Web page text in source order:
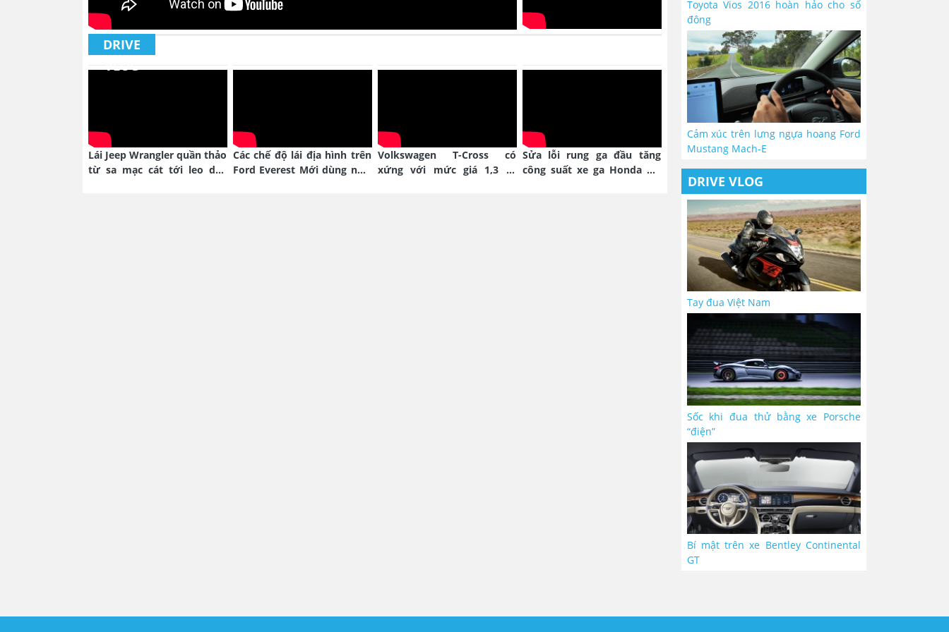
DRIVE
Lái Jeep Wrangler quần thảo
từ sa mạc cát tới leo dốc
Các chế độ lái địa hình trên
Ford Everest Mới dùng như
Volkswagen T-Cross có
xứng với mức giá 1,3 tỷ
Sửa lỗi rung ga đầu tăng
công suất xe ga Honda Air
Toyota Vios 2016 hoàn hảo cho số
đông
Cảm xúc trên lưng ngựa hoang Ford
Mustang Mach-E
DRIVE VLOG
Tay đua Việt Nam
Sốc khi đua thử bằng xe Porsche
“điện”
Bí mật trên xe Bentley Continental
GT